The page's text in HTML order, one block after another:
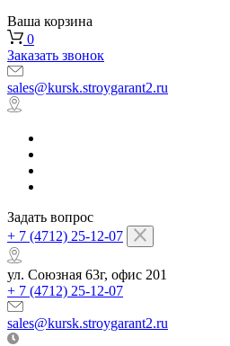
Ваша корзина
0
Заказать звонок
sales@kursk.stroygarant2.ru
Задать вопрос
+ 7 (4712) 25-12-07
ул. Союзная 63г, офис 201
+ 7 (4712) 25-12-07
sales@kursk.stroygarant2.ru